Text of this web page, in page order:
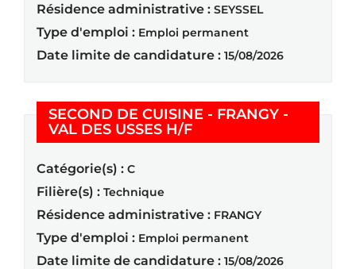
Résidence administrative : SEYSSEL
Type d'emploi : Emploi permanent
Date limite de candidature : 15/08/2026
SECOND DE CUISINE - FRANGY -
VAL DES USSES H/F(Nouvelle fenêtre)
Catégorie(s) : C
Filière(s) : Technique
Résidence administrative : FRANGY
Type d'emploi : Emploi permanent
Date limite de candidature : 15/08/2026